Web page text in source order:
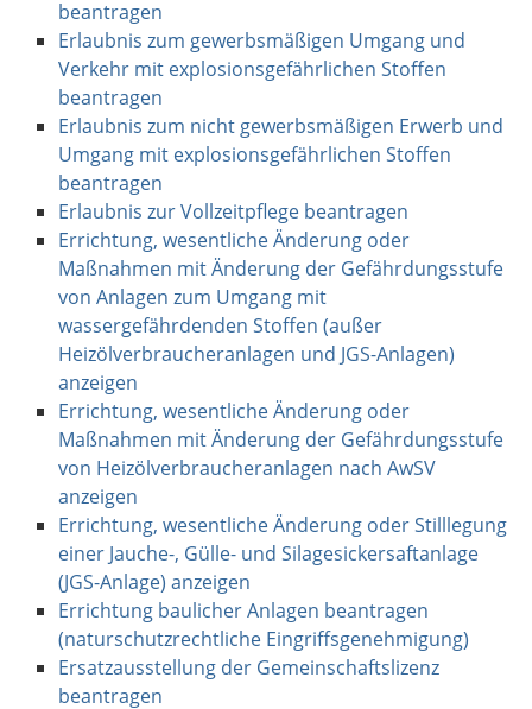
beantragen
Erlaubnis zum gewerbsmäßigen Umgang und
Verkehr mit explosionsgefährlichen Stoffen
beantragen
Erlaubnis zum nicht gewerbsmäßigen Erwerb und
Umgang mit explosionsgefährlichen Stoffen
beantragen
Erlaubnis zur Vollzeitpflege beantragen
Errichtung, wesentliche Änderung oder
Maßnahmen mit Änderung der Gefährdungsstufe
von Anlagen zum Umgang mit
wassergefährdenden Stoffen (außer
Heizölverbraucheranlagen und JGS-Anlagen)
anzeigen
Errichtung, wesentliche Änderung oder
Maßnahmen mit Änderung der Gefährdungsstufe
von Heizölverbraucheranlagen nach AwSV
anzeigen
Errichtung, wesentliche Änderung oder Stilllegung
einer Jauche-, Gülle- und Silagesickersaftanlage
(JGS-Anlage) anzeigen
Errichtung baulicher Anlagen beantragen
(naturschutzrechtliche Eingriffsgenehmigung)
Ersatzausstellung der Gemeinschaftslizenz
beantragen